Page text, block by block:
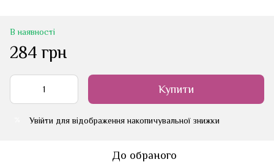
В наявності
284 грн
Купити
Увійти для відображення накопичувальної знижки
До обраного